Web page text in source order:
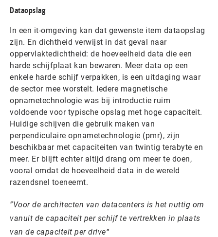
Dataopslag
In een it-omgeving kan dat gewenste item dataopslag
zijn. En dichtheid verwijst in dat geval naar
oppervlaktedichtheid: de hoeveelheid data die een
harde schijfplaat kan bewaren. Meer data op een
enkele harde schijf verpakken, is een uitdaging waar
de sector mee worstelt. Iedere magnetische
opnametechnologie was bij introductie ruim
voldoende voor typische opslag met hoge capaciteit.
Huidige schijven die gebruik maken van
perpendiculaire opnametechnologie (pmr), zijn
beschikbaar met capaciteiten van twintig terabyte en
meer. Er blijft echter altijd drang om meer te doen,
vooral omdat de hoeveelheid data in de wereld
razendsnel toeneemt.
Voor de architecten van datacenters is het nuttig om
vanuit de capaciteit per schijf te vertrekken in plaats
van de capaciteit per drive